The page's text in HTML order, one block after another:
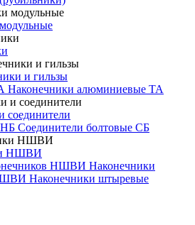
и гильзы
Наконечники алюминиевые ТА
соединители
НБ Соединители болтовые СБ
НШВИ
НШВИ Наконечники
Наконечники штыревые